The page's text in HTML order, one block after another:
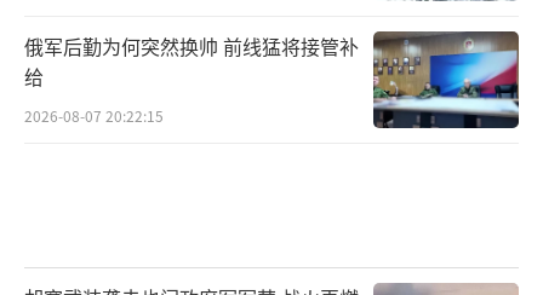
俄军后勤为何突然换帅 前线猛将接管补
给
2026-08-07 20:22:15